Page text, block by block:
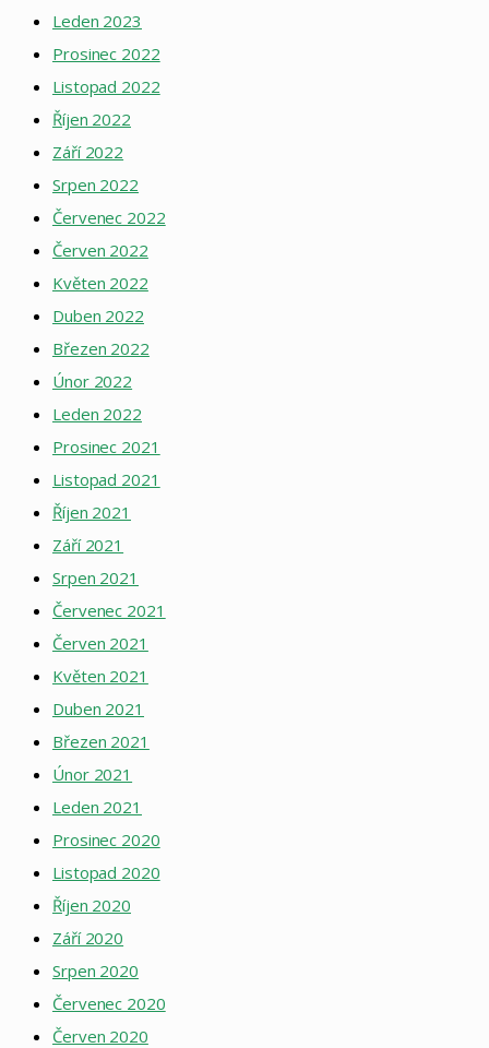
Leden 2023
Prosinec 2022
Listopad 2022
Říjen 2022
Září 2022
Srpen 2022
Červenec 2022
Červen 2022
Květen 2022
Duben 2022
Březen 2022
Únor 2022
Leden 2022
Prosinec 2021
Listopad 2021
Říjen 2021
Září 2021
Srpen 2021
Červenec 2021
Červen 2021
Květen 2021
Duben 2021
Březen 2021
Únor 2021
Leden 2021
Prosinec 2020
Listopad 2020
Říjen 2020
Září 2020
Srpen 2020
Červenec 2020
Červen 2020